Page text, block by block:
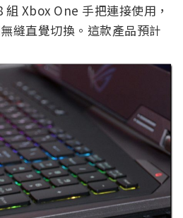
Xbox One 手把連接使用，
縫直覺切換。這款產品預計